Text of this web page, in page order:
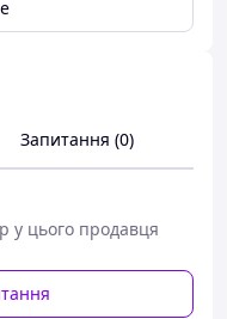
Запитання (0)
у цього продавця